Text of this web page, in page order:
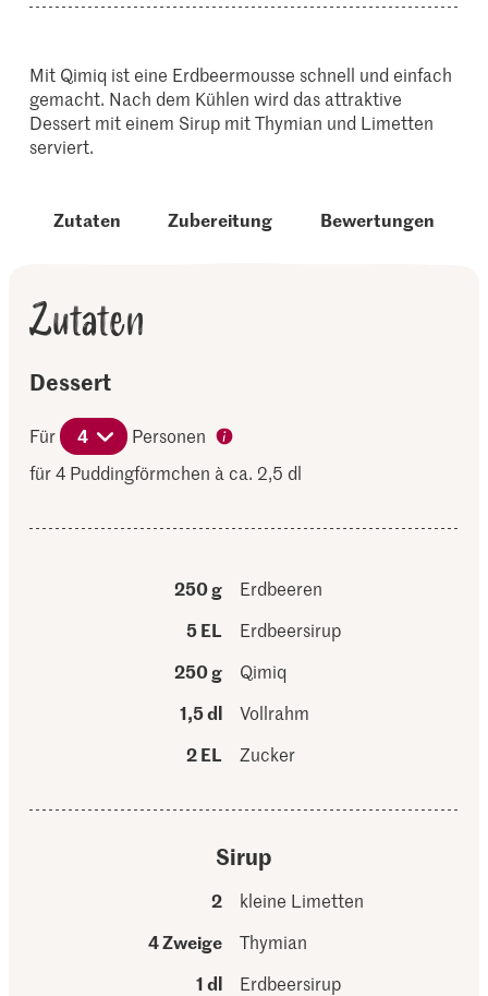
Mit Qimiq ist eine Erdbeermousse schnell und einfach
gemacht. Nach dem Kühlen wird das attraktive
Dessert mit einem Sirup mit Thymian und Limetten
serviert.
Zutaten Zubereitung Bewertungen
Zutaten
Dessert
Für 4
Personen
für 4 Puddingförmchen à ca. 2,5 dl
250 g
Erdbeeren
5 EL
Erdbeersirup
250 g
Qimiq
1,5 dl
Vollrahm
2 EL
Zucker
Sirup
2
kleine Limetten
4 Zweige
Thymian
1 dl
Erdbeersirup